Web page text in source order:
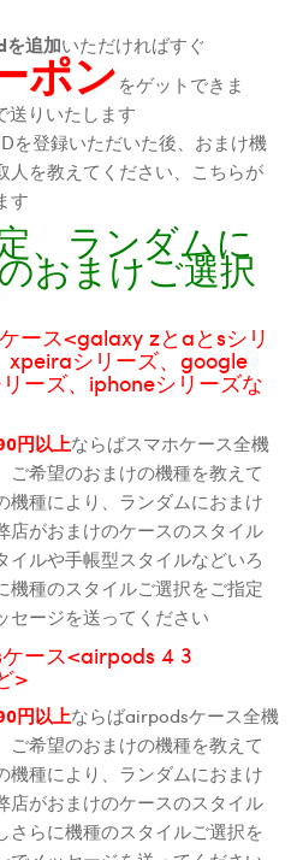
追加いただければすぐ
ポンをゲットできま
送りいたします
登録いただいた後、おまけ機
人を教えてください、こちらが
す
、ランダムに
おまけご選択
ース<galaxy zとaとsシリ
xpeiraシリーズ、google
ーズ、iphoneシリーズな
円以上ならばスマホケース全機
希望のおまけの機種を教えて
機種により、ランダムにおまけ
店がおまけのケースのスタイル
イルや手帳型スタイルなどいろ
機種のスタイルご選択をご指定
セージを送ってください
ース<airpods 4 3
>
円以上ならばairpodsケース全機
希望のおまけの機種を教えて
機種により、ランダムにおまけ
店がおまけのケースのスタイル
さらに機種のスタイルご選択を